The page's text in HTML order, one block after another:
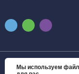
© 2026
Мы используем